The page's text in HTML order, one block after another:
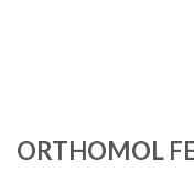
ORTHOMOL